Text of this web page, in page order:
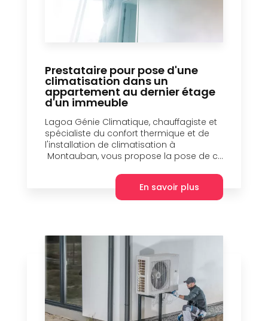
Prestataire pour pose d'une
climatisation dans un
appartement au dernier étage
d'un immeuble
Lagoa Génie Climatique, chauffagiste et
spécialiste du confort thermique et de
l'installation de climatisation à
Montauban, vous propose la pose de c...
En savoir plus